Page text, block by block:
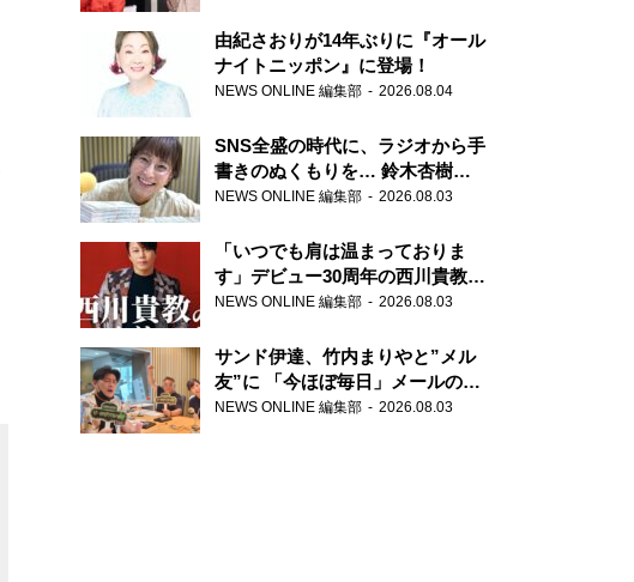
由紀さおりが14年ぶりに『オール
ナイトニッポン』に登場！
NEWS ONLINE 編集部 2026.08.04
SNS全盛の時代に、ラジオから手
書きのぬくもりを… 鈴木杏樹の
直筆はがきが届く！
郵便局
NEWS ONLINE 編集部 2026.08.03
「いつでも肩は温まっておりま
す」デビュー30周年の西川貴教が
『オールナイトニッポン』に登
NEWS ONLINE 編集部 2026.08.03
サンド伊達、竹内まりやと”メル
友”に 「今ほぼ毎日」メールのや
り取り明かす
NEWS ONLINE 編集部 2026.08.03